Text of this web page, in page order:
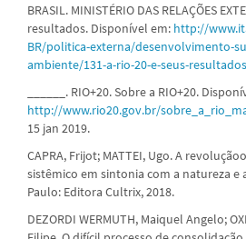
BRASIL. MINISTÉRIO DAS RELAÇÕES
resultados. Disponível em: http://
BR/politica-externa/desenvolvimento-
ambiente/131-a-rio-20-e-seus-resultados
______. RIO+20. Sobre a RIO+20.
http://www.rio20.gov.br/
15 jan 2019.
CAPRA, Frijot; MATTEI, Ugo. A
sistêmico em sintonia com a natureza e
Paulo: Editora Cultrix, 2018.
DEZORDI WERMUTH, Maiquel Angelo;